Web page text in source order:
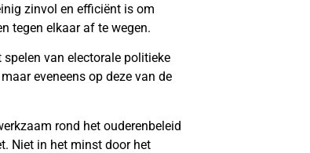
zinvol en efficiënt is om
tegen elkaar af te wegen.
van electorale politieke
eveneens op deze van de
rond het ouderenbeleid
Niet in het minst door het